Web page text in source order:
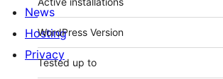
WordPress Version
Tested up to
News
Hosting
Privacy